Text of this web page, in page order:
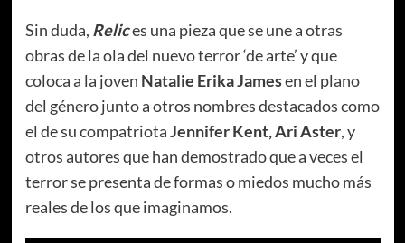
Sin duda, Relices una pieza que se une a otras
obras de la ola del nuevo terror ‘de arte’ y que
coloca a la joven Natalie Erika Jamesen el plano
del género junto a otros nombres destacados como
el de su compatriotaJennifer Kent, Ari Aster, y
otros autores que han demostrado que a veces el
terror se presenta de formas o miedos mucho más
reales de los que imaginamos.